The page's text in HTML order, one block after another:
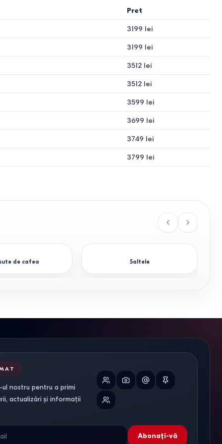
pentru camerele adolescenților sau zonele de oaspeți.
se extinde înainte
living recomandăm țesături de peste 50.000 de cicluri.
dezasamblată, sunați la: 022-855379.
Pret
3199 lei
3199 lei
3512 lei
3512 lei
3599 lei
3699 lei
3749 lei
3799 lei
de cafea Saltele
nostru pentru a primi
actualizări și informații
Abonați-vă